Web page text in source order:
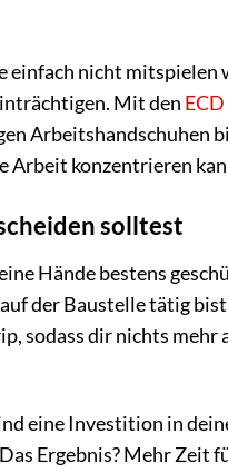
nicht mitspielen
Mit den
Arbeit konzentrieren
solltest
Hände bestens
der Baustelle tätig
sodass dir nichts
eine Investition in
Ergebnis? Mehr